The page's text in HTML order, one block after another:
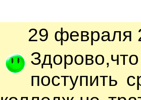
29 февраля
поступить